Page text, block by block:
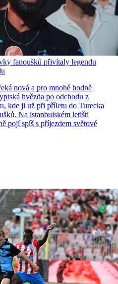
fanoušků přivítaly legendu
nová a pro mnohé hodně
hvězda po odchodu z
kde ji už při příletu do Turecka
Na istanbulském letišti
pojí spíš s příjezdem světové